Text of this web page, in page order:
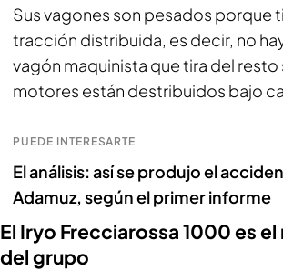
Sus vagones son pesados porque
tracción distribuida, es decir, no
vagón maquinista que tira del resto
motores están destribuidos bajo
PUEDE INTERESARTE
El análisis: así se produjo el
Adamuz, según el primer informe
El Iryo Frecciarossa 1000 es
del grupo